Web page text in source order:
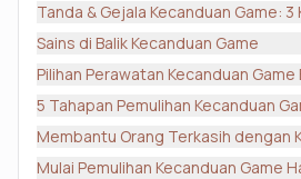
Tanda & Gejala Kecanduan Game:
Sains di Balik Kecanduan Game
Pilihan Perawatan Kecanduan
5 Tahapan Pemulihan Kecanduan
Membantu Orang Terkasih dengan
Mulai Pemulihan Kecanduan Game